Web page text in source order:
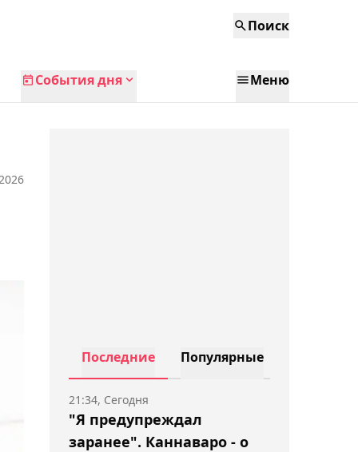
Поиск
События дня Меню
Последние Популярные
"Я предупреждал
заранее". Каннаваро - о
21:34, Сегодня